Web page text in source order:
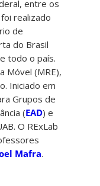
entre os
realizado
de
do Brasil
todo o país.
Móvel (MRE),
Iniciado em
Grupos de
(EAD) e
O RExLab
Mafra.